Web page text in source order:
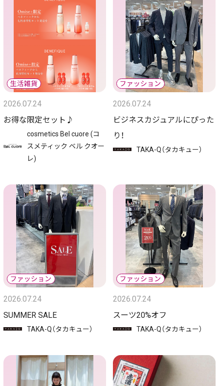
2026.07.24
お得な限定セット♪
cosmetics Bel cuore (コ
スメティック ベル クオー
レ)
2026.07.24
ビジネスカジュアルにぴった
り！
TAKA-Q（タカキュー）
2026.07.24
SUMMER SALE
TAKA-Q（タカキュー）
2026.07.24
スーツ20%オフ
TAKA-Q（タカキュー）